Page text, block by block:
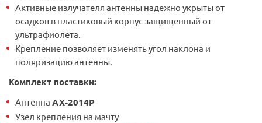
Активные излучателя антенны надежно укрыты от
осадков в пластиковый корпус защищенный от
ультрафиолета.
Крепление позволяет изменять угол наклона и
поляризацию антенны.
Комплект поставки:
Антенна AX-2014P
Узел крепления на мачту